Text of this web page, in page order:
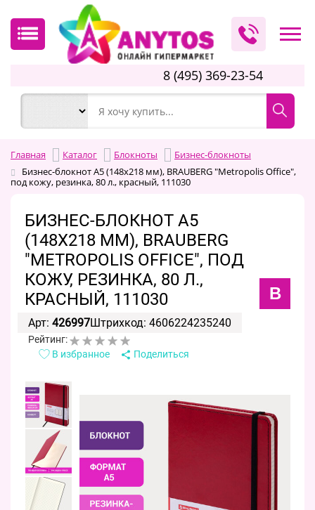
8 (495) 369-23-54
Главная Каталог Блокноты
Бизнес-блокноты
Бизнес-блокнот А5 (148x218 мм), BRAUBERG "Metropolis Office",
под кожу, резинка, 80 л., красный, 111030
БИЗНЕС-БЛОКНОТ А5
(148X218 ММ), BRAUBERG
"METROPOLIS OFFICE", ПОД
КОЖУ, РЕЗИНКА, 80 Л.,
КРАСНЫЙ, 111030
B
Арт: 426997Штрихкод: 4606224235240
Рейтинг:
В избранное
Поделиться